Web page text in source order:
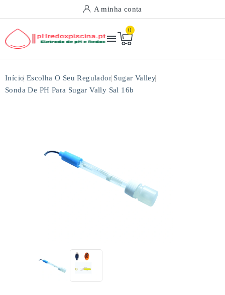
A minha conta

0
Início Escolha O Seu Regulador Sugar Valley
Sonda De PH Para Sugar Vally Sal 16b